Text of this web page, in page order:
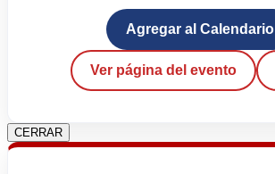
Agregar al Calendario
Ver página del evento
CERRAR